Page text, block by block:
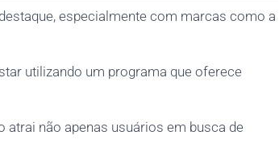
especialmente com marcas como a
utilizando um programa que oferece
atrai não apenas usuários em busca de